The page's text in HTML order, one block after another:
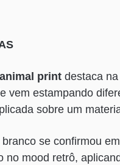
animal print destaca
vem estampando
sobre um
se confirmou
no mood retrô,